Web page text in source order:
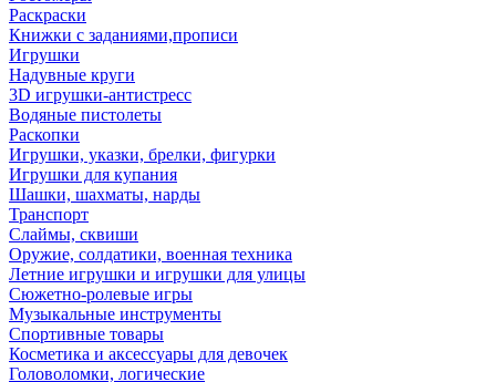
Раскраски
Книжки с заданиями,прописи
Игрушки
Надувные круги
3D игрушки-антистресс
Водяные пистолеты
Раскопки
Игрушки, указки, брелки, фигурки
Игрушки для купания
Шашки, шахматы, нарды
Транспорт
Слаймы, сквиши
Оружие, солдатики, военная техника
Летние игрушки и игрушки для улицы
Сюжетно-ролевые игры
Музыкальные инструменты
Спортивные товары
Косметика и аксессуары для девочек
Головоломки, логические